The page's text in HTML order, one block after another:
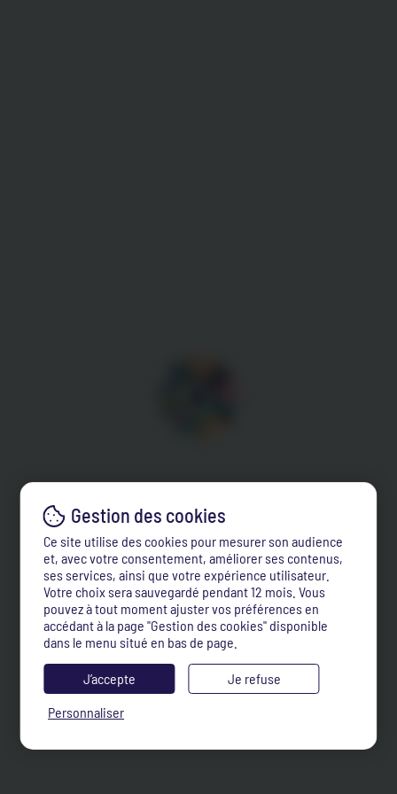
Ce site utilise des cookies pour mesurer son audience
et, avec votre consentement, améliorer ses contenus,
ses services, ainsi que votre expérience utilisateur.
Votre choix sera sauvegardé pendant 12 mois. Vous
pouvez à tout moment ajuster vos préférences en
accédant à la page "Gestion des cookies" disponible
dans le menu situé en bas de page.
J’accepte
Je refuse
Personnaliser